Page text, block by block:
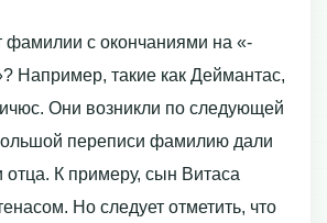
фамилии с окончаниями на «-
Например, такие как Деймантас,
Они возникли по следующей
переписи фамилию дали
отца. К примеру, сын Витаса
Но следует отметить, что